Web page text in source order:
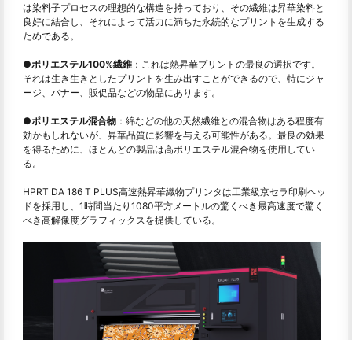
は染料子プロセスの理想的な構造を持っており、その繊維は昇華染料と
良好に結合し、それによって活力に満ちた永続的なプリントを生成する
ためである。
●ポリエステル100%繊維 ：これは熱昇華プリントの最良の選択です。
それは生き生きとしたプリントを生み出すことができるので、特にジャ
ージ、バナー、販促品などの物品にあります。
●ポリエステル混合物 ：綿などの他の天然繊維との混合物はある程度有
効かもしれないが、昇華品質に影響を与える可能性がある。最良の効果
を得るために、ほとんどの製品は高ポリエステル混合物を使用してい
る。
HPRT DA 186 T PLUS高速熱昇華織物プリンタは工業級京セラ印刷ヘッ
ドを採用し、1時間当たり1080平方メートルの驚くべき最高速度で驚く
べき高解像度グラフィックスを提供している。